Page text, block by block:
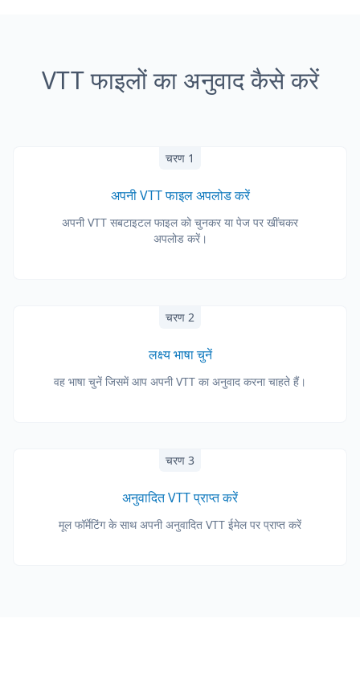
VTT फाइलों का अनुवाद कैसे करें
चरण 1
अपनी VTT फाइल अपलोड करें
अपनी VTT सबटाइटल फाइल को चुनकर या पेज पर खींचकर
अपलोड करें।
चरण 2
लक्ष्य भाषा चुनें
वह भाषा चुनें जिसमें आप अपनी VTT का अनुवाद करना चाहते हैं।
चरण 3
अनुवादित VTT प्राप्त करें
मूल फॉर्मेटिंग के साथ अपनी अनुवादित VTT ईमेल पर प्राप्त करें